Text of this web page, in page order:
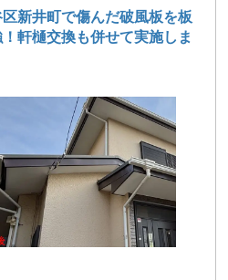
新井町で傷んだ破風板を板
軒樋交換も併せて実施しま